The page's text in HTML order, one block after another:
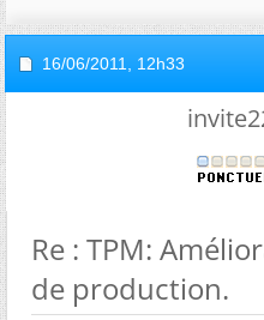
16/06/2011, 12h33
Re : TPM:
de production.